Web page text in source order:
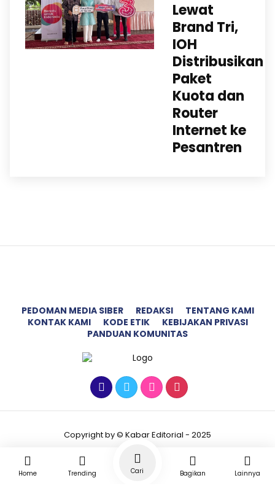
Lewat
Brand Tri,
IOH
Distribusikan
Paket
Kuota dan
Router
Internet ke
Pesantren
PEDOMAN MEDIA SIBER REDAKSI
TENTANG KAMI
KONTAK KAMI
KODE ETIK
KEBIJAKAN PRIVASI
PANDUAN KOMUNITAS
Copyright by © Kabar Editorial - 2025
Home Trending Cari Bagikan Lainnya